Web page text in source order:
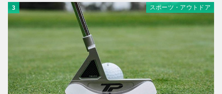
3 スポーツ・アウトドア